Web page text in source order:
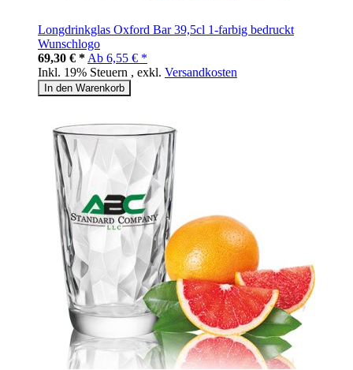
Longdrinkglas Oxford Bar 39,5cl 1-farbig bedruckt
Wunschlogo
69,30 € * Ab 6,55 € *
Inkl. 19% Steuern , exkl. Versandkosten
In den Warenkorb